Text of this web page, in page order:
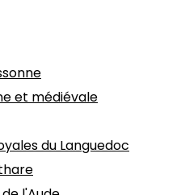
et médiévale
du Languedoc